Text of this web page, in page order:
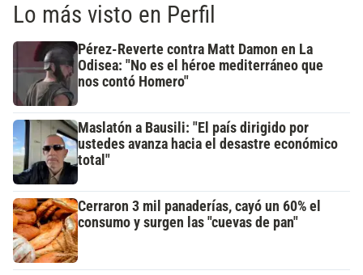
Lo más visto en Perfil
Pérez-Reverte contra Matt Damon en La
Odisea: "No es el héroe mediterráneo que
nos contó Homero"
Maslatón a Bausili: "El país dirigido por
ustedes avanza hacia el desastre económico
total"
Cerraron 3 mil panaderías, cayó un 60% el
consumo y surgen las "cuevas de pan"